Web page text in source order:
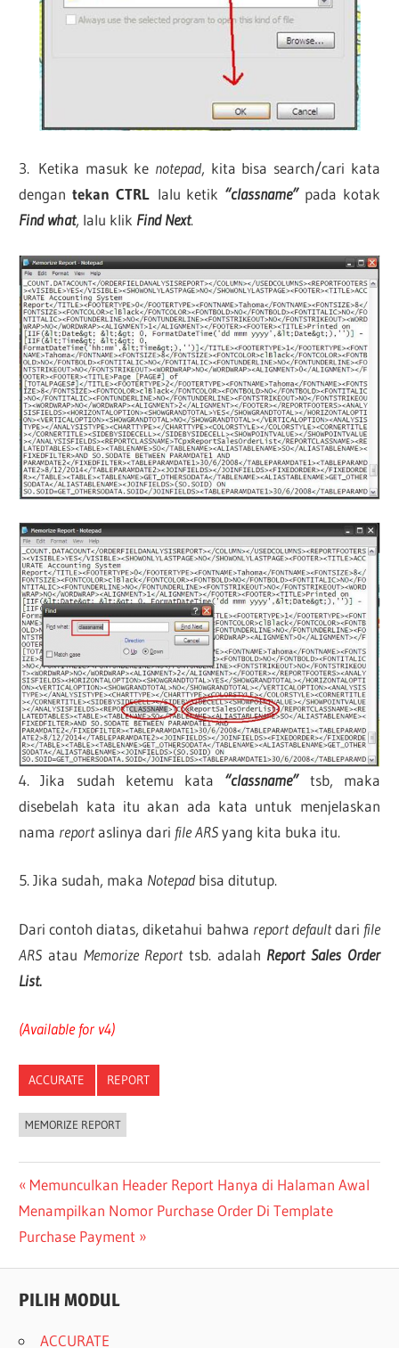
3. Ketika masuk ke notepad, kita bisa search/cari kata
dengantekan CTRLlalu ketik “classname”pada kotak
Find what, lalu klik Find Next.
4. Jika sudah ketemu kata “classname”tsb, maka
disebelah kata itu akan ada kata untuk menjelaskan
nama reportaslinya dari file ARSyang kita buka itu.
5. Jika sudah, maka Notepad bisa ditutup.
Dari contoh diatas, diketahui bahwa report defaultdari file
ARS atau Memorize Reporttsb. adalah Report Sales Order
List.
(Available for v4)
ACCURATE REPORT
MEMORIZE REPORT
Post
navigation
Previous
Post:
Memunculkan Header Report Hanya di Halaman Awal
Next
Post:
Menampilkan Nomor Purchase Order Di Template
Purchase Payment
PILIH MODUL
ACCURATE